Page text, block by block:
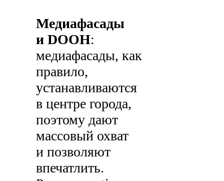
Медиафасады
и DOOH:
медиафасады, как
правило,
устанавливаются
в центре города,
поэтому дают
массовый охват
и позволяют
впечатлить.